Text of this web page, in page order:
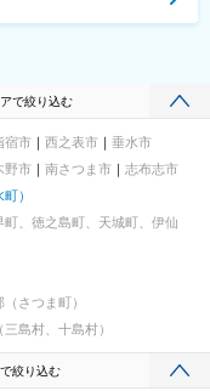
で絞り込む
宿市 西之表市
垂水市
野市 南さつま市
志布志市
）
、徳之島町、天城町、伊仙
さつま町）
三島村、十島村）
絞り込む